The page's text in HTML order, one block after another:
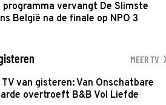
programma vervangt De Slimste
België na de finale op NPO 3
MEER TV
TV van gisteren: Van Onschatbare
overtroeft B&B Vol Liefde